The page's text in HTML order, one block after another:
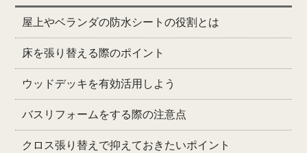
屋上やベランダの防水シートの役割とは
床を張り替える際のポイント
ウッドデッキを有効活用しよう
バスリフォームをする際の注意点
クロス張り替えで抑えておきたいポイント